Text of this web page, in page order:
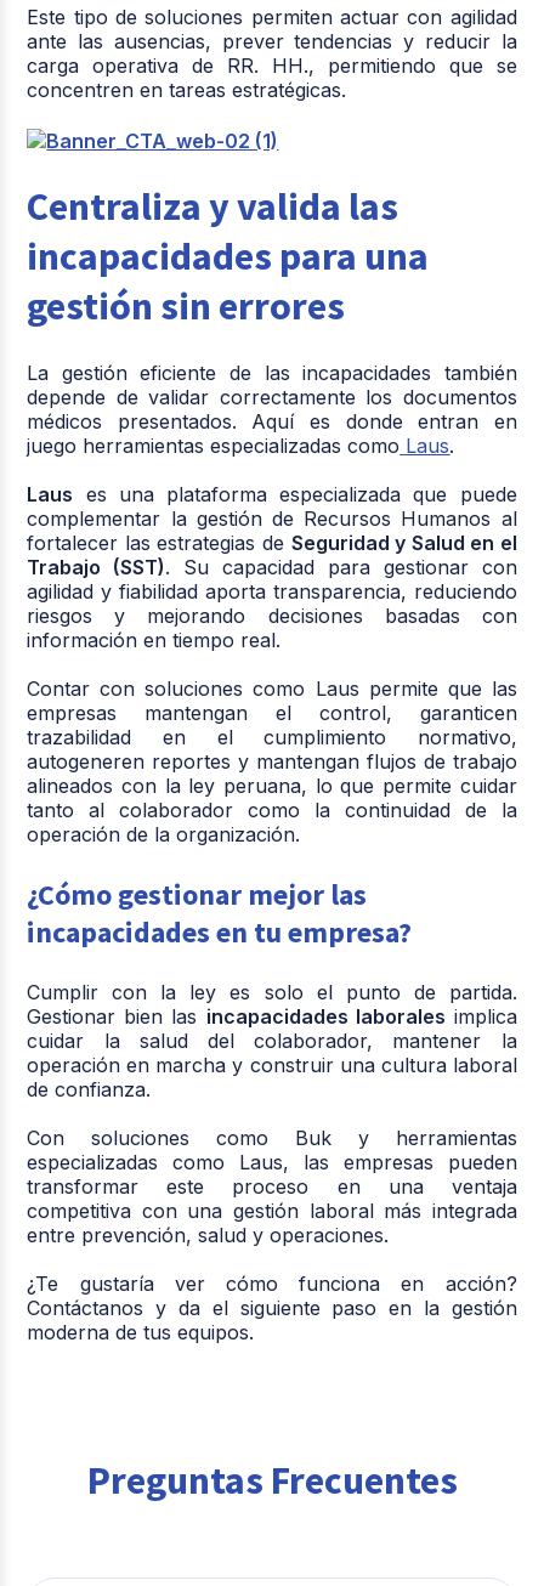
Este tipo de soluciones permiten actuar con agilidad
ante las ausencias, prever tendencias y reducir la
carga operativa de RR. HH., permitiendo que se
concentren en tareas estratégicas.
Centraliza y valida las
incapacidades para una
gestión sin errores
La gestión eficiente de las incapacidades también
depende de validar correctamente los documentos
médicos presentados. Aquí es donde entran en
juego herramientas especializadas como Laus.
Laus es una plataforma especializada que puede
complementar la gestión de Recursos Humanos al
fortalecer las estrategias de Seguridad y Salud en el
Trabajo (SST). Su capacidad para gestionar con
agilidad y fiabilidad aporta transparencia, reduciendo
riesgos y mejorando decisiones basadas con
información en tiempo real.
Contar con soluciones como Laus permite que las
empresas mantengan el control, garanticen
trazabilidad en el cumplimiento normativo,
autogeneren reportes y mantengan flujos de trabajo
alineados con la ley peruana, lo que permite cuidar
tanto al colaborador como la continuidad de la
operación de la organización.
¿Cómo gestionar mejor las
incapacidades en tu empresa?
Cumplir con la ley es solo el punto de partida.
Gestionar bien las incapacidades laborales implica
cuidar la salud del colaborador, mantener la
operación en marcha y construir una cultura laboral
de confianza.
Con soluciones como Buk y herramientas
especializadas como Laus, las empresas pueden
transformar este proceso en una ventaja
competitiva con una gestión laboral más integrada
entre prevención, salud y operaciones.
¿Te gustaría ver cómo funciona en acción?
Contáctanos y da el siguiente paso en la gestión
moderna de tus equipos.
Preguntas Frecuentes